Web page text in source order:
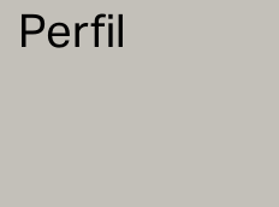
Investigação
Perfil